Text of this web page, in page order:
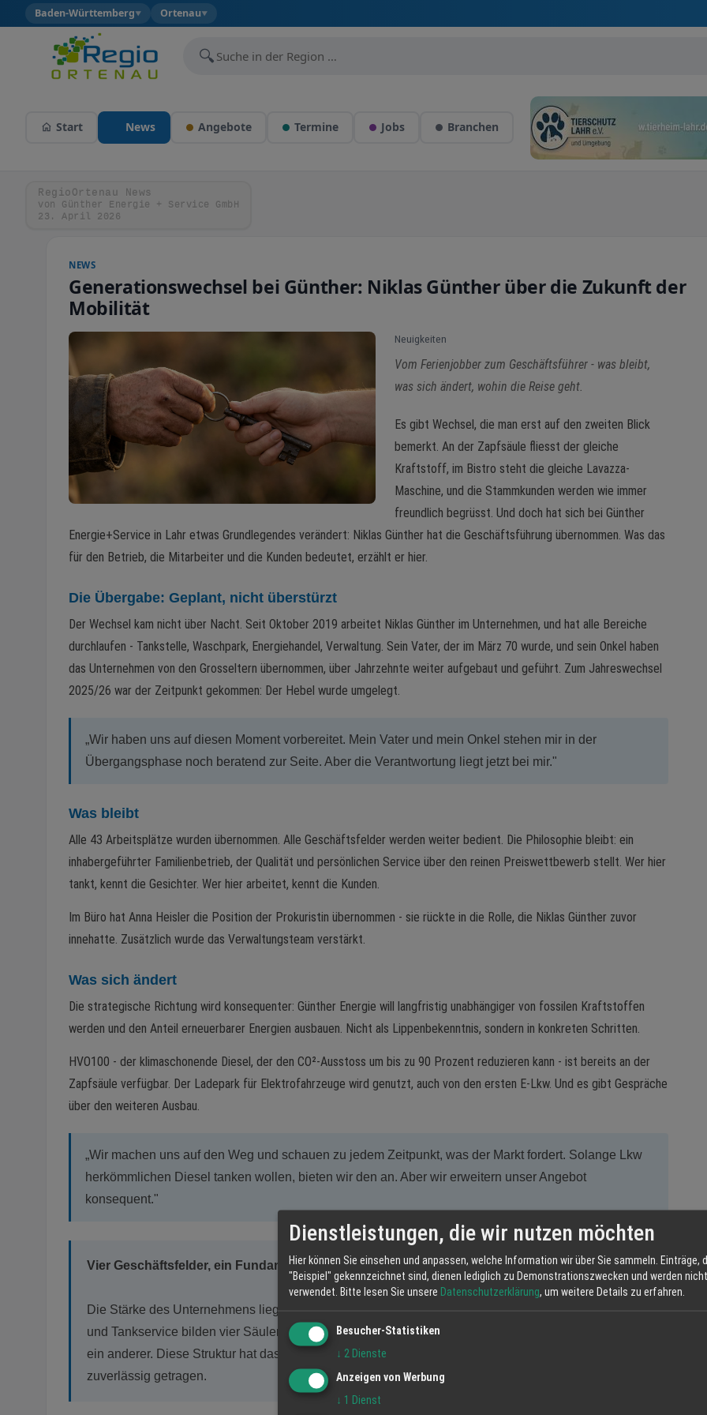
Baden-Württemberg▼ Ortenau▼
🔍
Start News Angebote Termine Jobs Branchen
RegioOrtenau News
von Günther Energie + Service GmbH
23. April 2026
NEWS
Generationswechsel bei Günther: Niklas Günther über die Zukunft der
Mobilität
Neuigkeiten
Vom Ferienjobber zum Geschäftsführer - was bleibt,
was sich ändert, wohin die Reise geht.
Es gibt Wechsel, die man erst auf den zweiten Blick
bemerkt. An der Zapfsäule fliesst der gleiche
Kraftstoff, im Bistro steht die gleiche Lavazza-
Maschine, und die Stammkunden werden wie immer
freundlich begrüsst. Und doch hat sich bei Günther
Energie+Service in Lahr etwas Grundlegendes verändert: Niklas Günther hat die Geschäftsführung übernommen. Was das
für den Betrieb, die Mitarbeiter und die Kunden bedeutet, erzählt er hier.
Die Übergabe: Geplant, nicht überstürzt
Der Wechsel kam nicht über Nacht. Seit Oktober 2019 arbeitet Niklas Günther im Unternehmen, und hat alle Bereiche
durchlaufen - Tankstelle, Waschpark, Energiehandel, Verwaltung. Sein Vater, der im März 70 wurde, und sein Onkel haben
das Unternehmen von den Grosseltern übernommen, über Jahrzehnte weiter aufgebaut und geführt. Zum Jahreswechsel
2025/26 war der Zeitpunkt gekommen: Der Hebel wurde umgelegt.
„Wir haben uns auf diesen Moment vorbereitet. Mein Vater und mein Onkel stehen mir in der
Übergangsphase noch beratend zur Seite. Aber die Verantwortung liegt jetzt bei mir."
Was bleibt
Alle 43 Arbeitsplätze wurden übernommen. Alle Geschäftsfelder werden weiter bedient. Die Philosophie bleibt: ein
inhabergeführter Familienbetrieb, der Qualität und persönlichen Service über den reinen Preiswettbewerb stellt. Wer hier
tankt, kennt die Gesichter. Wer hier arbeitet, kennt die Kunden.
Im Büro hat Anna Heisler die Position der Prokuristin übernommen - sie rückte in die Rolle, die Niklas Günther zuvor
innehatte. Zusätzlich wurde das Verwaltungsteam verstärkt.
Was sich ändert
Die strategische Richtung wird konsequenter: Günther Energie will langfristig unabhängiger von fossilen Kraftstoffen
werden und den Anteil erneuerbarer Energien ausbauen. Nicht als Lippenbekenntnis, sondern in konkreten Schritten.
HVO100 - der klimaschonende Diesel, der den CO²-Ausstoss um bis zu 90 Prozent reduzieren kann - ist bereits an der
Zapfsäule verfügbar. Der Ladepark für Elektrofahrzeuge wird genutzt, auch von den ersten E-Lkw. Und es gibt Gespräche
über den weiteren Ausbau.
„Wir machen uns auf den Weg und schauen zu jedem Zeitpunkt, was der Markt fordert. Solange Lkw
herkömmlichen Diesel tanken wollen, bieten wir den an. Aber wir erweitern unser Angebot
konsequent."
Vier Geschäftsfelder, ein Fundament
Die Stärke des Unternehmens liegt in der Diversifizierung: Tankstelle, Waschpark, Energiehandel
und Tankservice bilden vier Säulen, die einander stabilisieren. Wenn ein Bereich schwächelt, trägt
ein anderer. Diese Struktur hat das Unternehmen durch die Krisen der vergangenen Jahrzehnte
zuverlässig getragen.
Dienstleistungen, die wir nutzen möchten
Hier können Sie einsehen und anpassen, welche Information wir über Sie sammeln. Einträge,
"Beispiel" gekennzeichnet sind, dienen lediglich zu Demonstrationszwecken und werden
verwendet. Bitte lesen Sie unsere Datenschutzerklärung, um weitere Details zu erfahren.
Besucher-Statistiken
↓ 2 Dienste
Anzeigen von Werbung
↓ 1 Dienst